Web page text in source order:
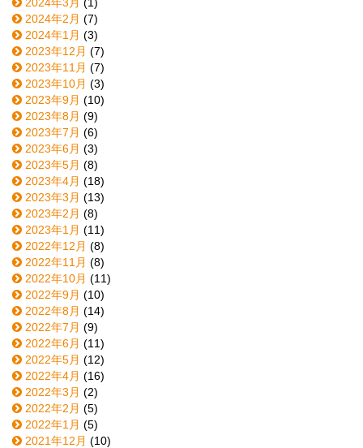
2024年2月 (7)
2024年1月 (3)
2023年12月 (7)
2023年11月 (7)
2023年10月 (3)
2023年9月 (10)
2023年8月 (9)
2023年7月 (6)
2023年6月 (3)
2023年5月 (8)
2023年4月 (18)
2023年3月 (13)
2023年2月 (8)
2023年1月 (11)
2022年12月 (8)
2022年11月 (8)
2022年10月 (11)
2022年9月 (10)
2022年8月 (14)
2022年7月 (9)
2022年6月 (11)
2022年5月 (12)
2022年4月 (16)
2022年3月 (2)
2022年2月 (5)
2022年1月 (5)
2021年12月 (10)